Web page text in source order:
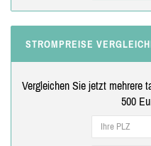
STROMPREISE
Vergleichen Sie jetzt mehrere
500